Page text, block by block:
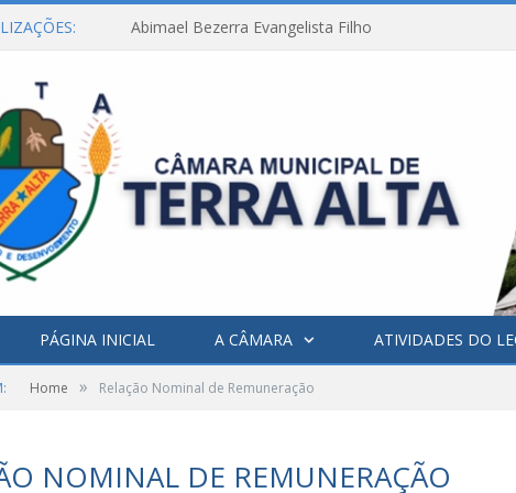
Abimael Bezerra Evangelista Filho
PÁGINA INICIAL A CÂMARA ATIVIDADES DO
Home » Relação Nominal de Remuneração
NOMINAL DE REMUNERAÇÃO